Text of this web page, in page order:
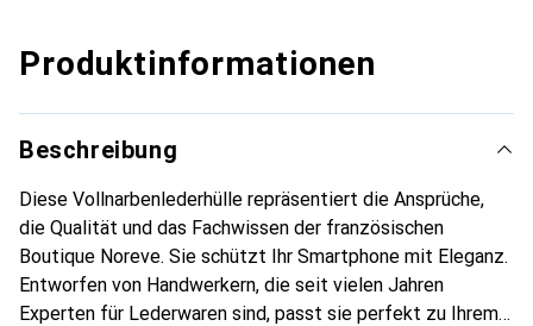
Produktinformationen
Beschreibung
Diese Vollnarbenlederhülle repräsentiert die Ansprüche,
die Qualität und das Fachwissen der französischen
Boutique Noreve. Sie schützt Ihr Smartphone mit Eleganz.
Entworfen von Handwerkern, die seit vielen Jahren
Experten für Lederwaren sind, passt sie perfekt zu Ihrem